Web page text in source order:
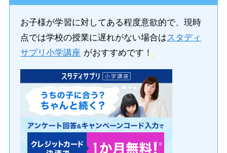
お子様が学習に対してある程度意欲的で、現時
点では学校の授業に遅れがない場合はスタディ
サプリ小学講座 がおすすめです！